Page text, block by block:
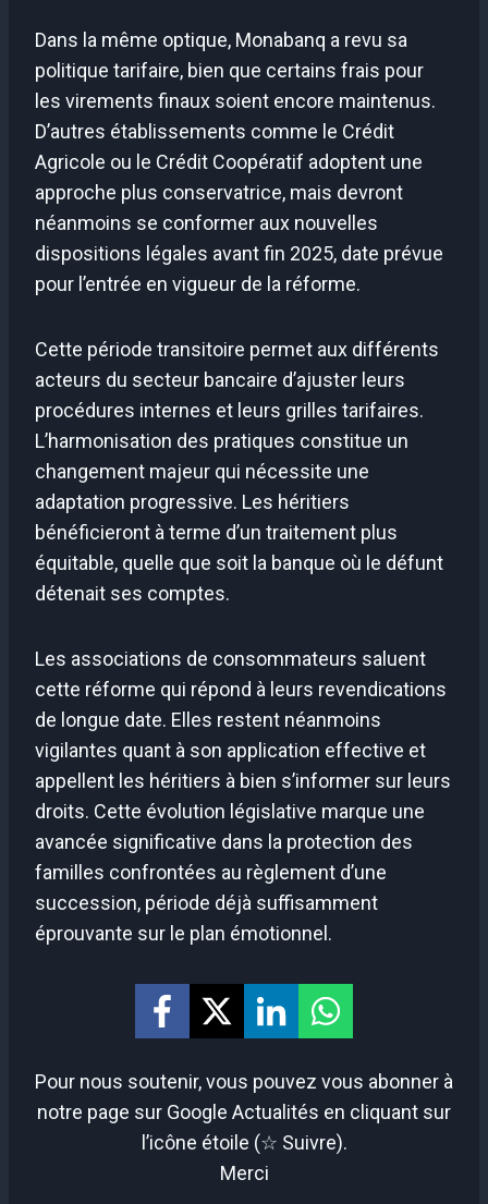
Dans la même optique, Monabanq a revu sa
politique tarifaire, bien que certains frais pour
les virements finaux soient encore maintenus.
D’autres établissements comme le Crédit
Agricole ou le Crédit Coopératif adoptent une
approche plus conservatrice, mais devront
néanmoins se conformer aux nouvelles
dispositions légales avant fin 2025, date prévue
pour l’entrée en vigueur de la réforme.
Cette période transitoire permet aux différents
acteurs du secteur bancaire d’ajuster leurs
procédures internes et leurs grilles tarifaires.
L’harmonisation des pratiques constitue un
changement majeur qui nécessite une
adaptation progressive. Les héritiers
bénéficieront à terme d’un traitement plus
équitable, quelle que soit la banque où le défunt
détenait ses comptes.
Les associations de consommateurs saluent
cette réforme qui répond à leurs revendications
de longue date. Elles restent néanmoins
vigilantes quant à son application effective et
appellent les héritiers à bien s’informer sur leurs
droits. Cette évolution législative marque une
avancée significative dans la protection des
familles confrontées au règlement d’une
succession, période déjà suffisamment
éprouvante sur le plan émotionnel.
Pour nous soutenir, vous pouvez vous abonner à
notre page sur Google Actualités en cliquant sur
l’icône étoile (☆ Suivre).
Merci